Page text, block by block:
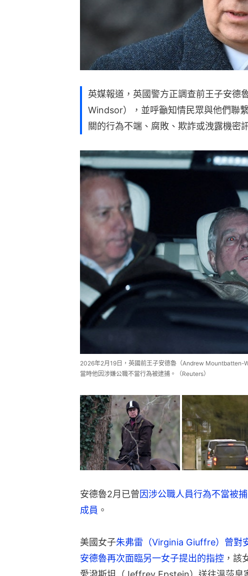
英媒報道，英國警方正調查前王子安
Windsor），並呼籲知情民眾與他們聯
關的行為不端、腐敗、欺詐或洩露機密
2026年2月19日，英國前王子安德魯（Andrew Mountbatten-
當時他因涉嫌公職不當行為被逮捕。（Reuters）
安德魯2月已曾因涉公職人員行為不當被
成員 。
美國女子朱弗雷（Virginia Giuffre）曾對
安德魯再次面臨另一女子提出的指控 ，該